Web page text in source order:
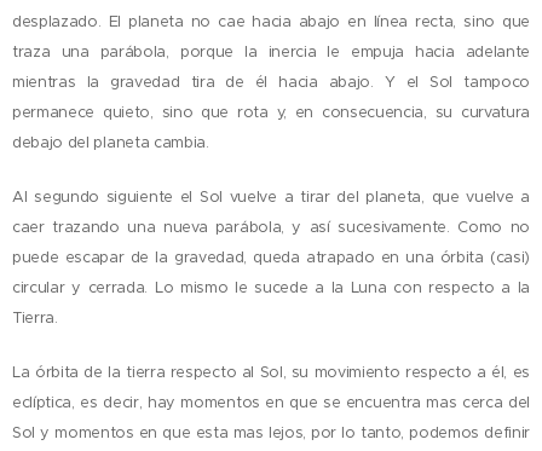
desplazado. El planeta no cae hacia abajo en línea recta, sino que
traza una parábola, porque la inercia le empuja hacia adelante
mientras la gravedad tira de él hacia abajo. Y el Sol tampoco
permanece quieto, sino que rota y, en consecuencia, su curvatura
debajo del planeta cambia.
Al segundo siguiente el Sol vuelve a tirar del planeta, que vuelve a
caer trazando una nueva parábola, y así sucesivamente. Como no
puede escapar de la gravedad, queda atrapado en una órbita (casi)
circular y cerrada. Lo mismo le sucede a la Luna con respecto a la
Tierra.
La órbita de la tierra respecto al Sol, su movimiento respecto a él, es
eclíptica, es decir, hay momentos en que se encuentra mas cerca del
Sol y momentos en que esta mas lejos, por lo tanto, podemos definir